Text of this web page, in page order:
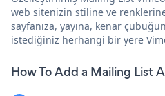
web sitenizin stiline ve
sayfanıza, yayına, kenar
istediğiniz herhangi bir yere
How To Add a Mailing List